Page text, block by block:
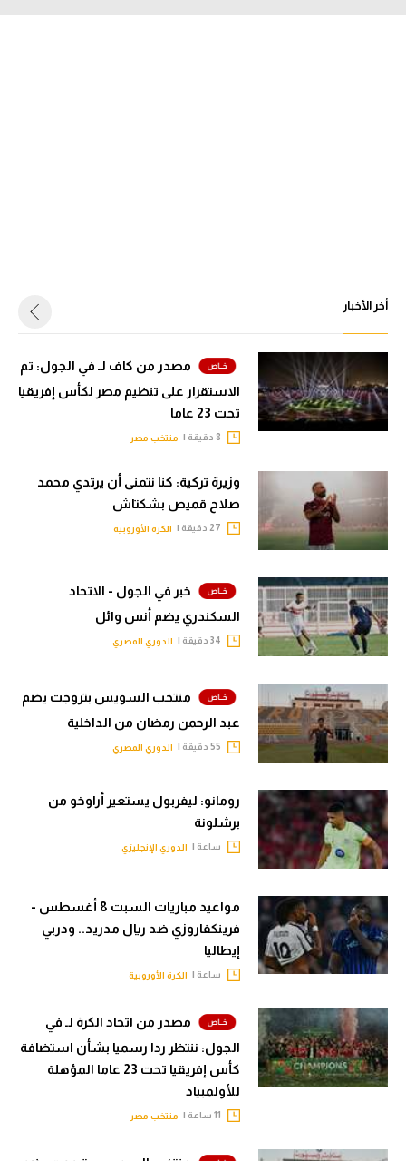
أخر الأخبار
مصدر من كاف لـ في الجول: تم
الاستقرار على تنظيم مصر لكأس إفريقيا
تحت 23 عاما
منتخب مصر
وزيرة تركية: كنا نتمنى أن يرتدي محمد
صلاح قميص بشكتاش
الكرة الأوروبية
خبر في الجول - الاتحاد
السكندري يضم أنس وائل
الدوري المصري
منتخب السويس بتروجت يضم
عبد الرحمن رمضان من الداخلية
الدوري المصري
رومانو: ليفربول يستعير أراوخو من
برشلونة
ساعة | الدوري الإنجليزي
مواعيد مباريات السبت 8 أغسطس -
فرينكفاروزي ضد ريال مدريد.. ودربي
إيطاليا
ساعة | الكرة الأوروبية
مصدر من اتحاد الكرة لـ في
الجول: ننتظر ردا رسميا بشأن استضافة
كأس إفريقيا تحت 23 عاما المؤهلة
للأولمبياد
منتخب مصر